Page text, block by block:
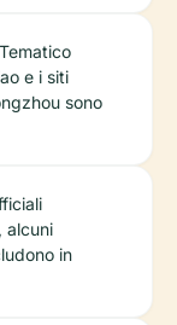
e i siti
sono
alcuni
in